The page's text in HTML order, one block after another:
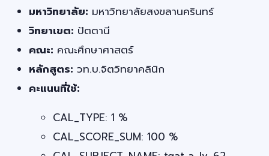
มหาวิทยาลัย: มหาวิทยาลัยสงขลานครินทร์
วิทยาเขต: ปัตตานี
คณะ: คณะศึกษาศาสตร์
หลักสูตร: วท.บ.จิตวิทยาคลินิก
คะแนนที่ใช้:
CAL_TYPE: 1 %
CAL_SCORE_SUM: 100 %